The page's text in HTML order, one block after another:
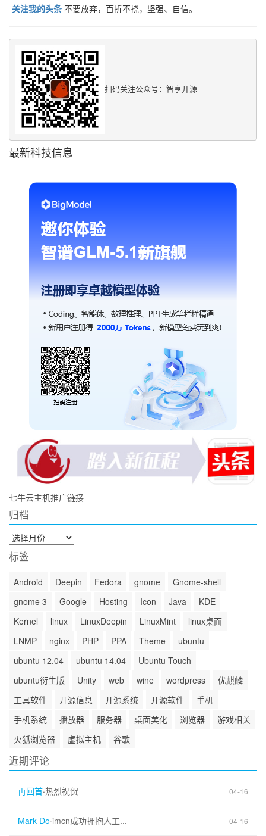
关注我的头条 不要放弃，百折不挠，坚强、自信。
扫码关注公众号：智享开源
最新科技信息
七牛云主机推广链接
归档
归
档
标签
Android Deepin Fedora gnome
Gnome-shell
gnome 3
Google Hosting Icon Java
KDE
Kernel
linux LinuxDeepin LinuxMint
linux桌面
LNMP
nginx PHP PPA Theme
ubuntu
ubuntu 12.04
ubuntu 14.04
Ubuntu Touch
ubuntu衍生版
Unity web wine wordpress
优麒麟
工具软件
开源信息 开源系统 开源软件
手机
手机系统
播放器 服务器 桌面美化 浏览器
游戏相关
火狐浏览器
虚拟主机 谷歌
近期评论
再回首·热烈祝贺 04-16
Mark Do·imcn成功拥抱人工... 04-16